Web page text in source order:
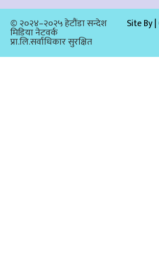
© २०२४–२०२५ हेटौंडा सन्देश
मिडिया नेटवर्क
प्रा.लि.सर्वाधिकार सुरक्षित​
Site By